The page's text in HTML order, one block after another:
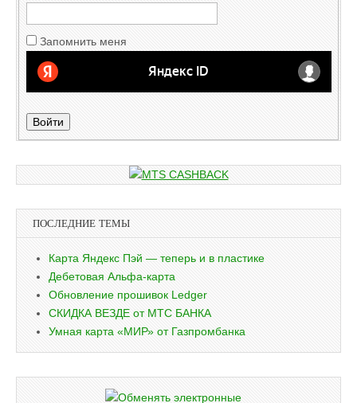
Запомнить меня
Войти
ПОСЛЕДНИЕ ТЕМЫ
Карта Яндекс Пэй — теперь и в пластике
Дебетовая Альфа-карта
Обновление прошивок Ledger
СКИДКА ВЕЗДЕ от МТС БАНКА
Умная карта «МИР» от Газпромбанка